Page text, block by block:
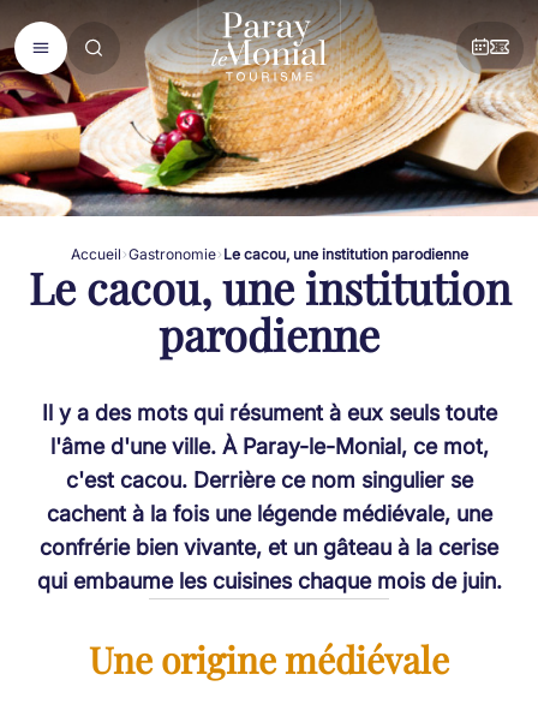
Accueil Gastronomie Le cacou, une institution parodienne
Le cacou, une institution
parodienne
Il y a des mots qui résument à eux seuls toute
l'âme d'une ville. À Paray-le-Monial, ce mot,
c'est cacou. Derrière ce nom singulier se
cachent à la fois une légende médiévale, une
confrérie bien vivante, et un gâteau à la cerise
qui embaume les cuisines chaque mois de juin.
Une origine médiévale